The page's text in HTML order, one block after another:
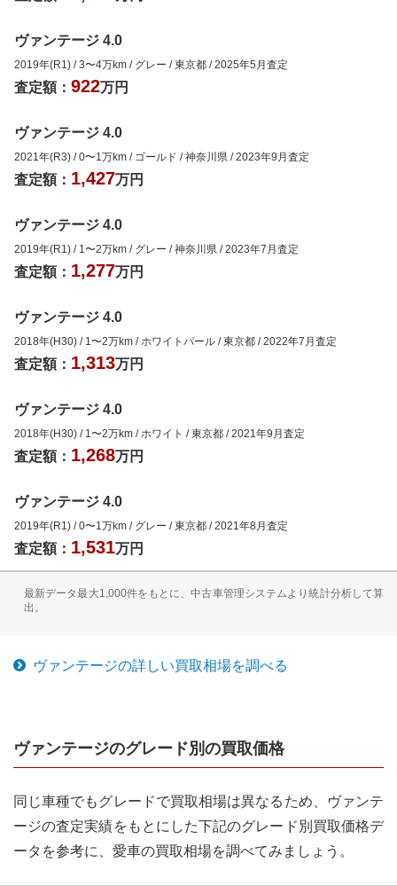
ヴァンテージ 4.0
2019年(R1) /3〜4万km / グレー /東京都 /2025年5月査定
査定額： 922万円
ヴァンテージ 4.0
2021年(R3) /0〜1 万km / ゴールド /神奈川県 /2023年9月査定
査定額： 1,427万円
ヴァンテージ 4.0
2019年(R1) / 1 〜2万km / グレー /神奈川県 /2023年7月査定
査定額： 1,277万円
ヴァンテージ 4.0
2018年(H30) / 1 〜2万km / ホワイトパール /東京都 /2022年7月査定
査定額： 1,313万円
ヴァンテージ 4.0
2018年(H30) / 1 〜2万km / ホワイト /東京都 /2021年9月査定
査定額： 1,268万円
ヴァンテージ 4.0
2019年(R1) /0〜1 万km / グレー /東京都 /2021年8月査定
査定額： 1,531万円
最新データ最大1,000件をもとに、中古車管理システムより統計分析して算
出。
ヴァンテージの詳しい買取相場を調べる
ヴァンテージのグレード別の買取価格
同じ車種でもグレードで買取相場は異なるため、
ヴァンテ
ージの査定実績をもとにした下記のグレード別買取価格デ
ータを参考に、愛車の買取相場を調べてみましょう。